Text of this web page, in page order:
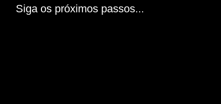
Siga os próximos passos...